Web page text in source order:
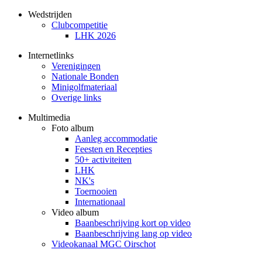
Wedstrijden
Clubcompetitie
LHK 2026
Internetlinks
Verenigingen
Nationale Bonden
Minigolfmateriaal
Overige links
Multimedia
Foto album
Aanleg accommodatie
Feesten en Recepties
50+ activiteiten
LHK
NK's
Toernooien
Internationaal
Video album
Baanbeschrijving kort op video
Baanbeschrijving lang op video
Videokanaal MGC Oirschot